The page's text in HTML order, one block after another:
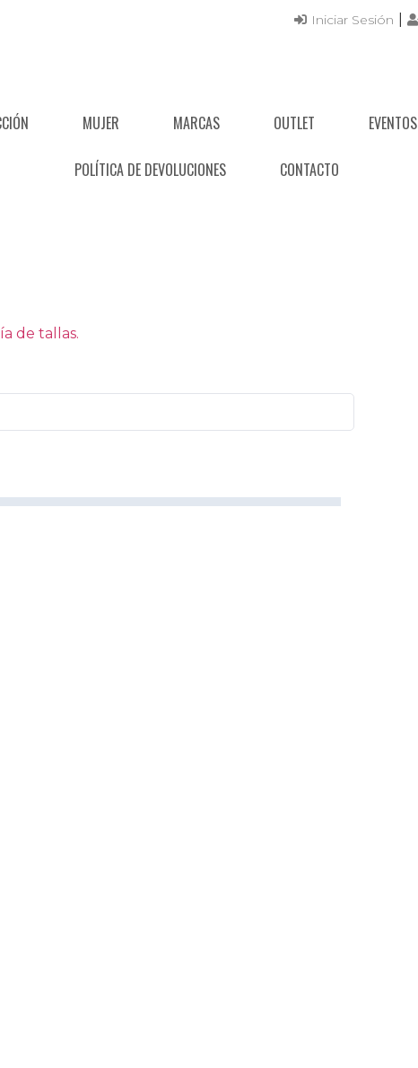
Iniciar Sesión
MUJER MARCAS OUTLET EVENTOS
POLÍTICA DE DEVOLUCIONES CONTACTO
de tallas.